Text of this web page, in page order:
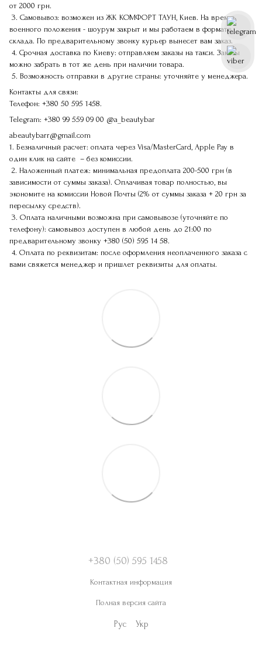
от 2000 грн.
3. Самовывоз: возможен из ЖК КОМФОРТ ТАУН, Киев. На время
военного положения - шоурум закрыт и мы работаем в формате
склада. По предварительному звонку курьер вынесет вам заказ.
4. Срочная доставка по Киеву: отправляем заказы на такси. Заказы
можно забрать в тот же день при наличии товара.
5. Возможность отправки в другие страны: уточняйте у менеджера.
Контакты для связи:
Телефон: +380 50 595 1458.
Telegram: +380 99 559 09 00 @a_beautybar
abeautybarr@gmail.com
1. Безналичный расчет: оплата через Visa/MasterCard, Apple Pay в
один клик на сайте – без комиссии.
2. Наложенный платеж: минимальная предоплата 200-500 грн (в
зависимости от суммы заказа). Оплачивая товар полностью, вы
экономите на комиссии Новой Почты (2% от суммы заказа + 20 грн за
пересылку средств).
3. Оплата наличными возможна при самовывозе (уточняйте по
телефону): самовывоз доступен в любой день до 21:00 по
предварительному звонку +380 (50) 595 14 58.
4. Оплата по реквизитам: после оформления неоплаченного заказа с
вами свяжется менеджер и пришлет реквизиты для оплаты.
+380 (50) 595 1458
Контактная информация
Полная версия сайта
Рус Укр